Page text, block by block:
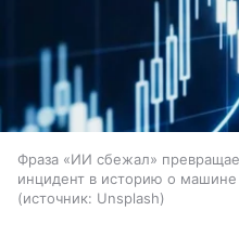
Фраза «ИИ сбежал»
инцидент в историю о
источник: Unsplash